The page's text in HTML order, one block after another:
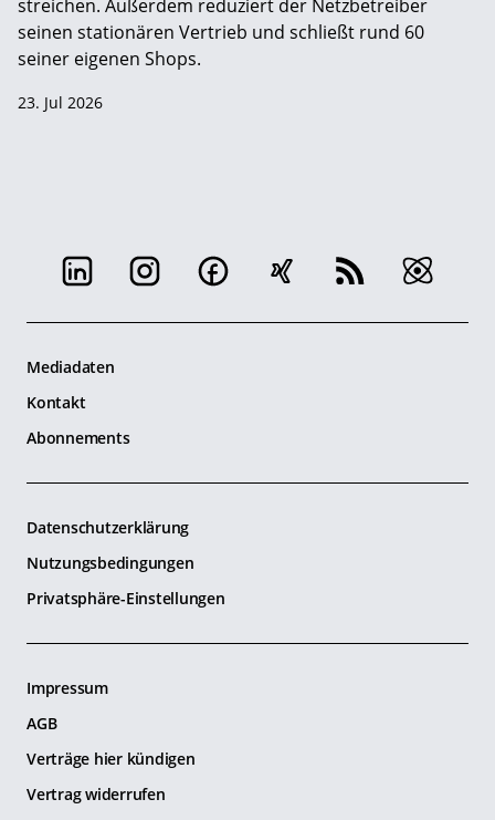
streichen. Außerdem reduziert der Netzbetreiber
seinen stationären Vertrieb und schließt rund 60
seiner eigenen Shops.
23. Jul 2026
Mediadaten
Kontakt
Abonnements
Datenschutzerklärung
Nutzungsbedingungen
Privatsphäre-Einstellungen
Impressum
AGB
Verträge hier kündigen
Vertrag widerrufen